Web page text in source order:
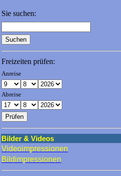
Sie suchen:
Freizeiten prüfen:
Anreise
Abreise
Bilder & Videos
Videoimpressionen
Bildimpressionen